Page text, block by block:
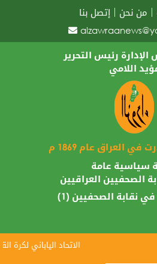
من نحن
إتصل بنا
رئيس التحرير
اللامي
العراق عام 1869 م
سياسية عامة
الصحفيين العراقيين
في نقابة الصحفيين (1)
الاتحاد الياباني لكرة